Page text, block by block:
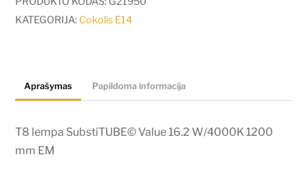
SubstiTUBE©
1200
EM
KATEGORIJA: Cokolis E14
Aprašymas Papildoma informacija
T8 lempa SubstiTUBE© Value 16.2 W/4000K 1200
mm EM